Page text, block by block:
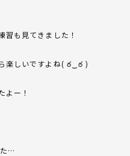
習も見てきました！
楽しいですよね( ఠ‿ఠ )
よー！
…